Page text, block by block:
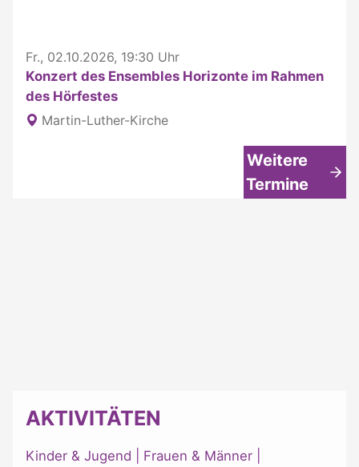
Fr., 02.10.2026, 19:30 Uhr
Konzert des Ensembles Horizonte im Rahmen
des Hörfestes
Martin-Luther-Kirche
Weitere
Termine
AKTIVITÄTEN
Kinder & Jugend Frauen & Männer